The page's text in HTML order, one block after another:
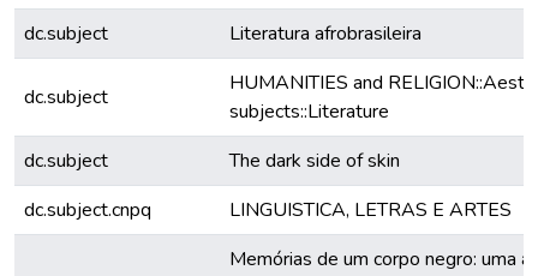
dc.subject
Literatura afrobrasileira
dc.subject
HUMANITIES and
subjects::Literature
dc.subject
The dark side of skin
dc.subject.cnpq
LINGUISTICA, LETRAS E ARTES
Memórias de um corpo negro: uma